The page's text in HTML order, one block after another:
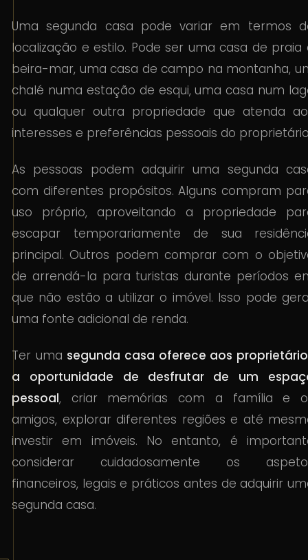
Uma segunda casa pode variar em termos
localização e estilo. Pode ser uma casa de praia
beira-mar, uma casa de campo na montanha,
chalé numa estação de esqui, uma casa num
ou qualquer outra propriedade que atenda
interesses e preferências pessoais do
As pessoas podem adquirir uma segunda
com diferentes propósitos. Alguns compram
uso próprio, aproveitando a propriedade
escapar temporariamente de sua
principal. Outros podem comprar com o
de arrendá-la para turistas durante períodos
que não estão a utilizar o imóvel. Isso pode
uma fonte adicional de renda.
Ter uma segunda casa oferece aos
a oportunidade de desfrutar de um
pessoal, criar memórias com a família e
amigos, explorar diferentes regiões e até
investir em imóveis. No entanto, é
considerar cuidadosamente os
financeiros, legais e práticos antes de adquirir
segunda casa.